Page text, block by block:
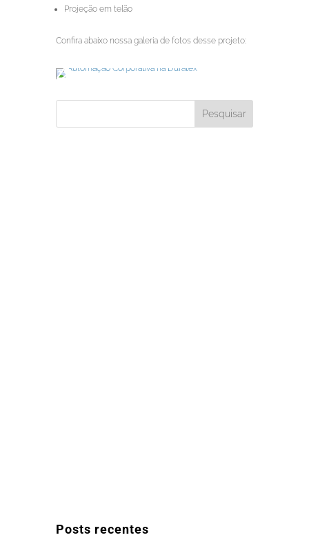
Projeção em telão
Confira abaixo nossa galeria de fotos desse projeto:
Posts recentes